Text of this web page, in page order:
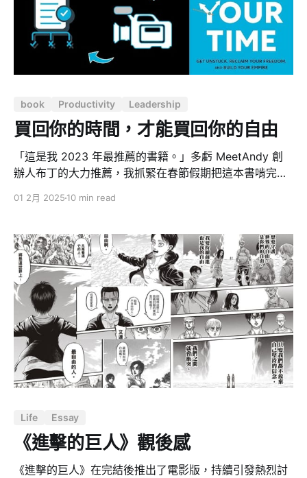
解與同理，經常讓創業者將公司成敗與自我價值緊緊相
連，陷入極端孤立與巨大的心理壓力中。 CuboAi 事件
裡，我感覺 Thomas 與 Bird 雙方的溝通最終都被情緒完
全淹沒。公司內部錄音檔被曝光，讓更多人看見創業者本
身必須正視自身心理問題的重要性，也引發了台灣創業環
的悲劇中，能清楚看見這些結構性壓力累積的後果。董事
長
book Productivity Leadership
買回你的時間，才能買回你的自由
「這是我 2023 年最推薦的書籍。」多虧 MeetAndy 創
辦人布丁的大力推薦，我抓緊在春節假期把這本書啃完，
點是教會讀者怎麼做，不只是心法，還有方法。很多內容
個人都不同，如果你是創業者，你的書櫃絕對不應該少了
這本書！ 創業者總是以為，只要再拼一點、多擠出一些時
間，就能擺脫忙碌，但這往往只是錯覺。創業者經常被
「忙碌感」綁架，認為一切都要親力親為，才算踏實。其
實，這背後常藏著一種「對混亂的成癮」—— 以為不斷投
入時間就能解決問題，卻反而深陷壓力的沼澤。 破解時間
迷思，應用 DRIP 矩陣 書中最核心的觀念就是「Audit-
Transfer-Fill」的買回原則，也就是： 1. 先檢視（Audit）
自己時間的去向， 2. 再把能外包或委派的工作轉移
（Transfer）出去， 3. 最後用省下的時間投入（Fill）
01 2月 2025 10 min read
Life Essay
《進擊的巨人》觀後感
《進擊的巨人》在完結後推出了電影版，持續引發熱烈討